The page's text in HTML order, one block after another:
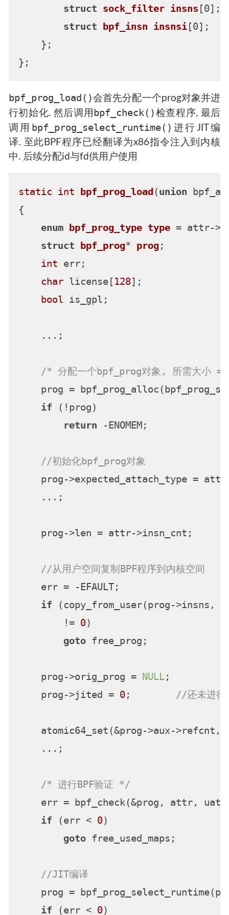
struct sock_filter insns [0];
struct bpf_insn insnsi[0];
    };
bpf_prog_load()会首先分配一个prog对象并进
行初始化. 然后调用 bpf_check() 检查程序, 最后
调用 bpf_prog_select_runtime() 进行JIT编
译. 至此BPF程序已经翻译为x86指令注入到内核
中. 后续分配id与fd供用户使用
static int bpf_prog_load (union
{
enum bpf_prog_type type = attr-
struct bpf_prog* prog;
int err;
char license[128];
bool is_gpl;
    ...;
/* 分配一个bpf_prog对象, 所需大小 =
prog =
if (!prog)
return -ENOMEM;
//初始化bpf_prog对象
prog->expected_attach_type =
    ...;
    prog->len = attr->insn_cnt;
//从用户空间复制BPF程序到内核空间
    err = -EFAULT;
if (copy_from_user(prog->insns,
        !=
0)
goto free_prog;
    prog->orig_prog =
NULL;
    prog->jited =
0; //还未进
    atomic64_set(&prog->aux->refcnt,
    ...;
/* 进行BPF验证 */
err = bpf_check(&prog, attr,
if (err < 0)
goto free_used_maps;
//JIT编译
prog =
if (err < 0)